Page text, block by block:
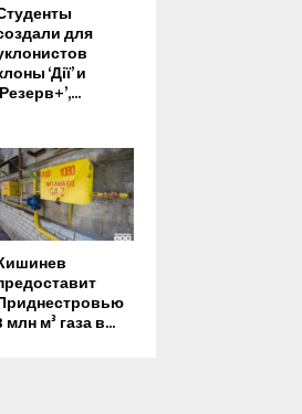
для
‘Дії’ и
млн м³ газа в...